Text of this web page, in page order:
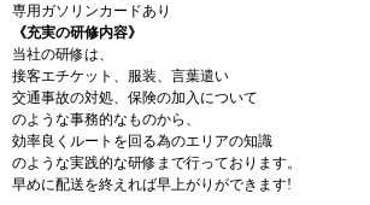
専用ガソリンカードあり
《充実の研修内容》
当社の研修は、
接客エチケット、服装、言葉遣い
交通事故の対処、保険の加入について
のような事務的なものから、
効率良くルートを回る為のエリアの知識
のような実践的な研修まで行っております。
早めに配送を終えれば早上がりができます!